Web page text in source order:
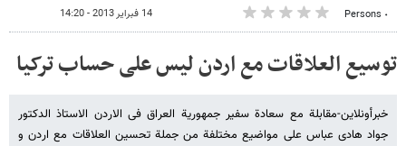
٠ Persons 14 فبراير 2013 - 14:20
توسیع العلاقات مع اردن لیس علی حساب ترکیا
خبرأونلاین-مقابلة مع سعادة سفیر جمهوریة العراق فی الاردن الاستاذ الدکتور
جواد هادی عباس علی مواضیع مختلفة من جملة تحسین العلاقات مع اردن و